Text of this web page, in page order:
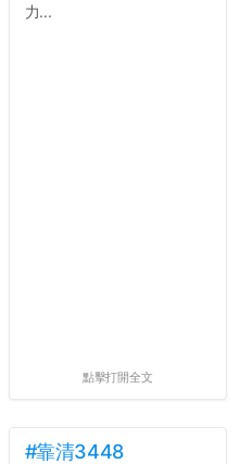
力...
點擊打開全文
#靠清3448